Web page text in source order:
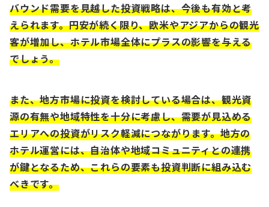
バウンド需要を見越した投資戦略は、今後も有効と考
えられます。円安が続く限り、欧米やアジアからの観光
客が増加し、ホテル市場全体にプラスの影響を与える
でしょう。
また、地方市場に投資を検討している場合は、観光資
源の有無や地域特性を十分に考慮し、需要が見込める
エリアへの投資がリスク軽減につながります。地方の
ホテル運営には、自治体や地域コミュニティとの連携
が鍵となるため、これらの要素も投資判断に組み込む
べきです。